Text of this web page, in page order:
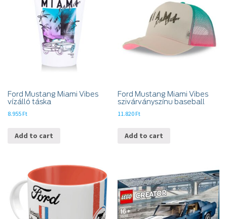
Ford Mustang Miami Vibes
vízálló táska
8.955Ft
Add to cart
Ford Mustang Miami Vibes
szivárványszínu baseball
11.820Ft
Add to cart